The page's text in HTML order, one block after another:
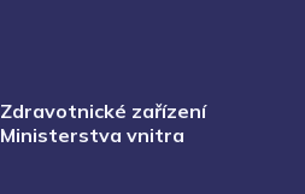
Zdravotnické zařízení
Ministerstva vnitra